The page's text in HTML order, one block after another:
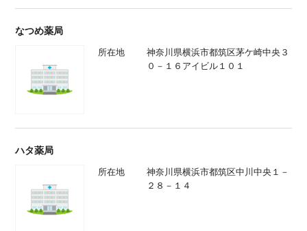
なつめ薬局
所在地
神奈川県横浜市都筑区茅ケ崎中央３
０－１６アイビル１０１
ハタ薬局
所在地
神奈川県横浜市都筑区中川中央１－
２８－１４